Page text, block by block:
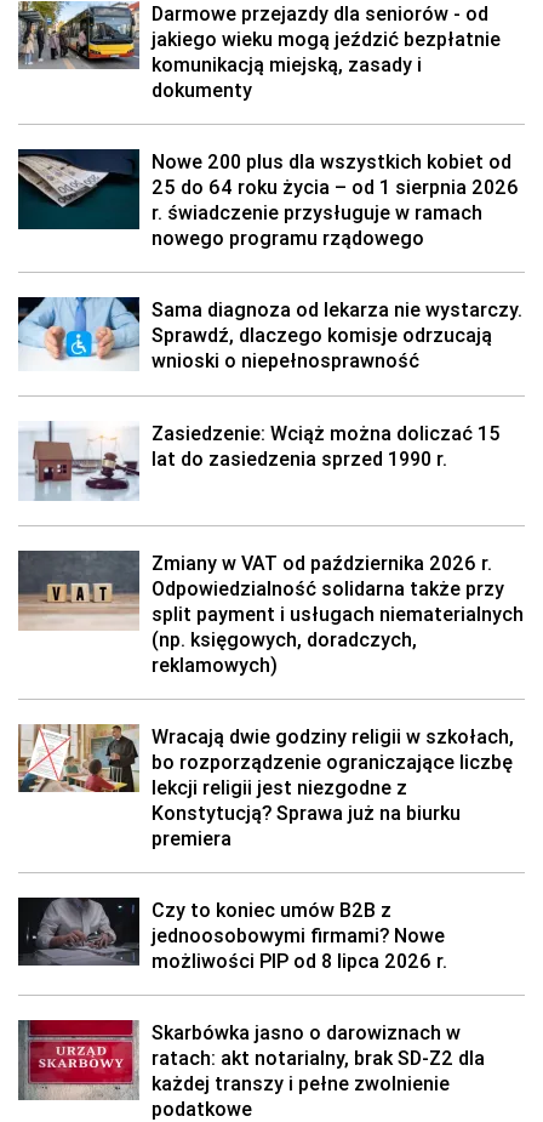
Darmowe przejazdy dla seniorów - od
jakiego wieku mogą jeździć bezpłatnie
komunikacją miejską, zasady i
dokumenty
Nowe 200 plus dla wszystkich kobiet od
25 do 64 roku życia – od 1 sierpnia 2026
r. świadczenie przysługuje w ramach
nowego programu rządowego
Sama diagnoza od lekarza nie wystarczy.
Sprawdź, dlaczego komisje odrzucają
wnioski o niepełnosprawność
Zasiedzenie: Wciąż można doliczać 15
lat do zasiedzenia sprzed 1990 r.
Zmiany w VAT od października 2026 r.
Odpowiedzialność solidarna także przy
split payment i usługach niematerialnych
(np. księgowych, doradczych,
reklamowych)
Wracają dwie godziny religii w szkołach,
bo rozporządzenie ograniczające liczbę
lekcji religii jest niezgodne z
Konstytucją? Sprawa już na biurku
premiera
Czy to koniec umów B2B z
jednoosobowymi firmami? Nowe
możliwości PIP od 8 lipca 2026 r.
Skarbówka jasno o darowiznach w
ratach: akt notarialny, brak SD-Z2 dla
każdej transzy i pełne zwolnienie
podatkowe